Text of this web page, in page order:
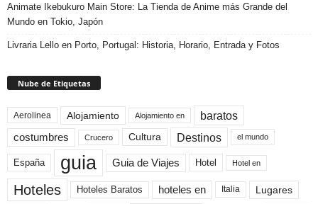
Animate Ikebukuro Main Store: La Tienda de Anime más Grande del
Mundo en Tokio, Japón
Livraria Lello en Porto, Portugal: Historia, Horario, Entrada y Fotos
Nube de Etiquetas
Aerolinea Alojamiento Alojamiento en baratos
costumbres Crucero Cultura Destinos el mundo
España guia Guia de Viajes Hotel Hotel en
Hoteles Hoteles Baratos hoteles en Italia Lugares